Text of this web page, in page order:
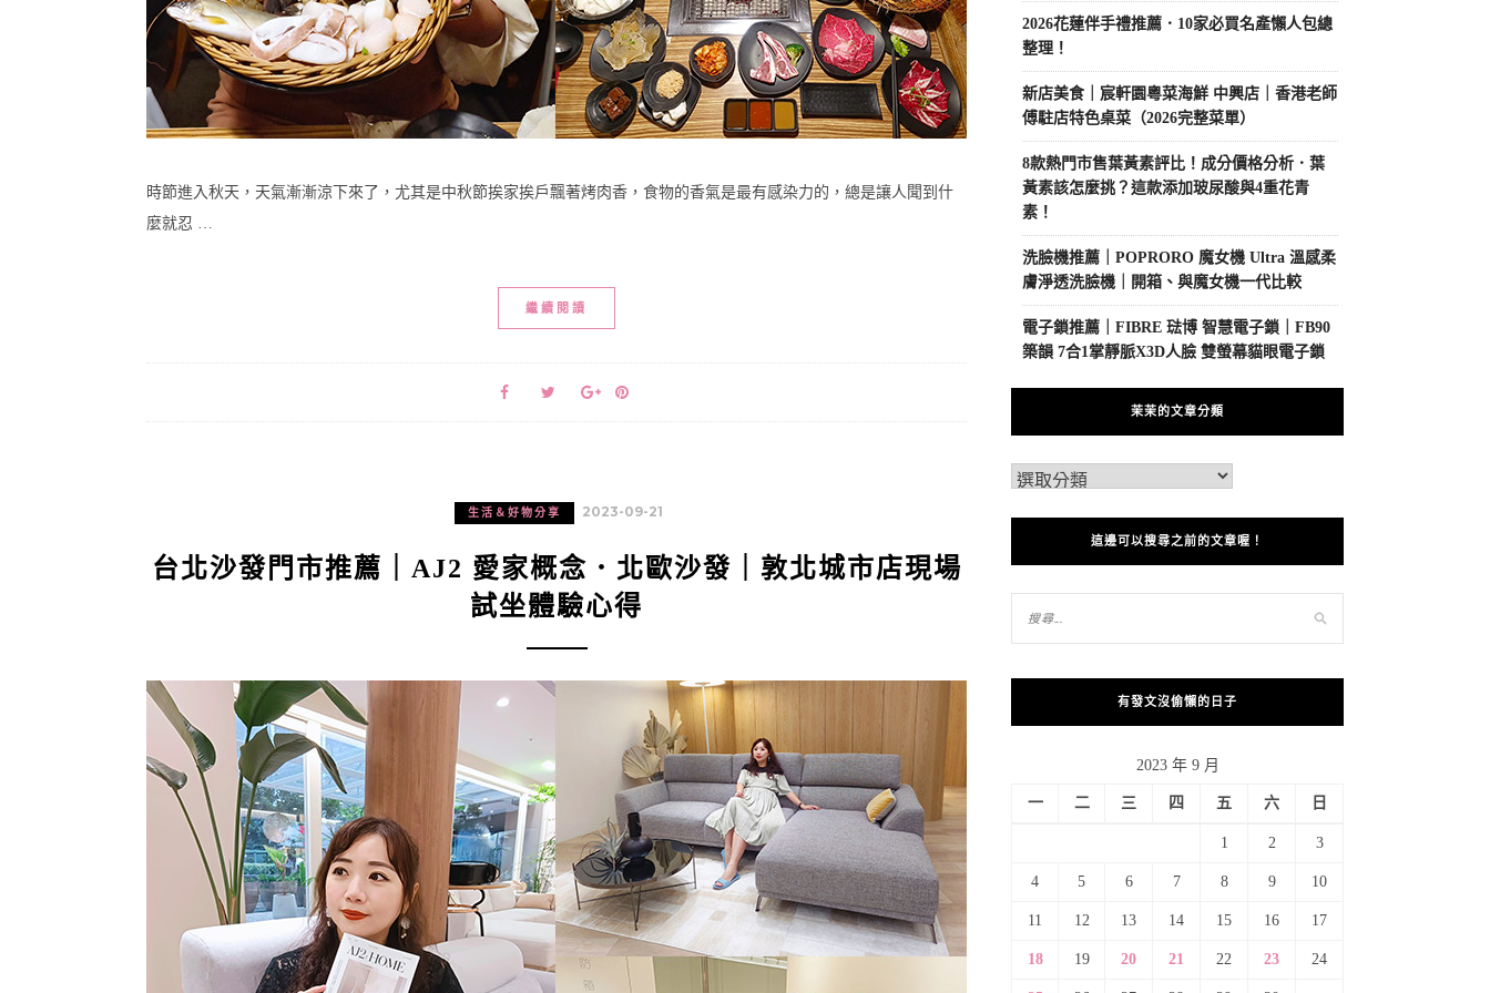
時節進入秋天，天氣漸漸涼下來了，尤其是中秋節挨家挨戶飄著烤肉香，食物的香氣是最有感染力的，總是讓人聞到什
麼就忍 …
繼續閱讀
生活＆好物分享 2023-09-21
台北沙發門市推薦｜AJ2 愛家概念．北歐沙發｜敦北城市店現場
試坐體驗心得
2026花蓮伴手禮推薦．10家必買名產懶人包總
整理！
新店美食｜宸軒園粵菜海鮮 中興店｜香港老師
傅駐店特色桌菜（2026完整菜單）
8款熱門市售葉黃素評比！成分價格分析．葉
黃素該怎麼挑？這款添加玻尿酸與4重花青
素！
洗臉機推薦｜POPRORO 魔女機 Ultra 溫感柔
膚淨透洗臉機｜開箱、與魔女機一代比較
電子鎖推薦｜FIBRE 琺博 智慧電子鎖｜FB90
築韻 7合1掌靜脈X3D人臉 雙螢幕貓眼電子鎖
茉茉的文章分類
這邊可以搜尋之前的文章喔！
有發文沒偷懶的日子
2023 年 9 月
一 二 三 四 五 六 日
1 2 3
4 5 6 7 8 9 10
11 12 13 14 15 16 17
18 19 20 21 22 23 24